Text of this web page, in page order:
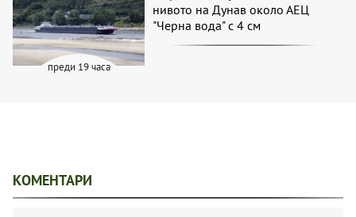
преди 19 часа
нивото на Дунав около АЕЦ
"Черна вода" с 4 см
КОМЕНТАРИ